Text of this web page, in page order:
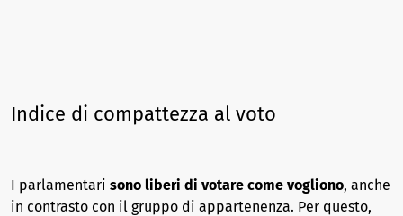
Indice di compattezza al voto
I parlamentari sono liberi di votare come vogliono, anche
in contrasto con il gruppo di appartenenza. Per questo,